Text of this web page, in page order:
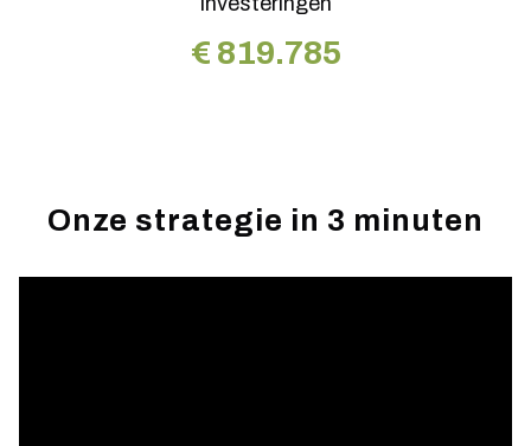
€ 819.785
Onze strategie in 3 minuten